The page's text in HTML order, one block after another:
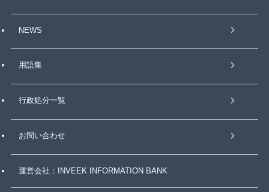
NEWS
用語集
行政処分一覧
お問い合わせ
運営会社：INVEEK INFORMATION BANK